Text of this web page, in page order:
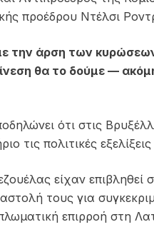
προέδρου Ντέλσι
την άρση των
θα το δούμε —
ότι στις
τις πολιτικές
είχαν επιβληθεί
τους για
επιρροή στη